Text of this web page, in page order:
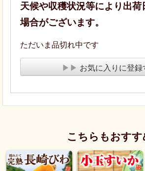
天候や収穫状況等により出荷
場合がございます。
ただいま品切れ中です
▶▶ お気に入りに登録
こちらもおすす